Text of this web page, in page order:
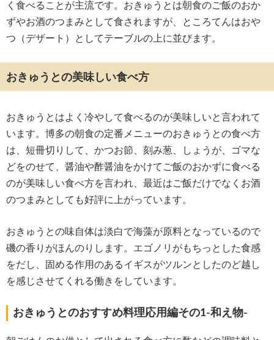
く食べることが主流です。おきゅうとは朝食のご飯のおか
ずやお酒のつまみとして食されますが、ところてんはおや
つ（デザート）としてテーブルの上に並びます。
おきゅうとの美味しい食べ方
おきゅうとはよく冷やして食べるのが美味しいと言われて
います。博多の朝食の定番メニューのおきゅうとの食べ方
は、短冊切りして、かつお節、刻み葱、しょうが、ゴマな
どをのせて、醤油や酢醤油をかけてご飯のおかずに食べる
のが美味しい食べ方を言われ、最近はご飯だけでなくお酒
のつまみとしても好評に上がっています。
おきゅうとの味自体は淡白で海藻が原料となっているので
磯の香りがほんのりします。エゴノリがもちっとした食感
をだし、固める作用のあるイギスがツルンとしたのど越し
を感じさせてくれる働きをしています。
おきゅうとのおすすめ料理応用編その1-和え物-